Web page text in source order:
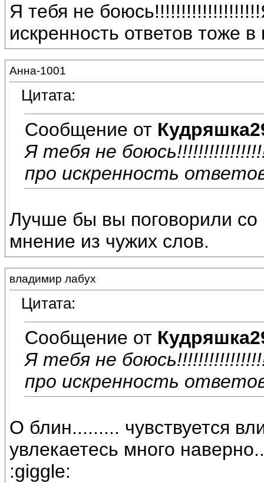
Я тебя не
искренность ответов тоже в
Анна-1001
Цитата:
Сообщение от
Я тебя не
про искренность
Лучше бы вы поговорили со
мнение из чужих слов.
владимир лабух
Цитата:
Сообщение от
Я тебя не
про искренность
О блин......... чувствуется
увлекаетесь много
:giggle: